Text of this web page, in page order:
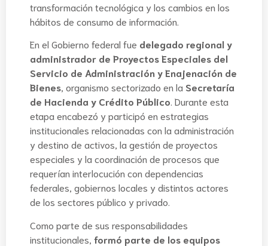
transformación tecnológica y los cambios en los
hábitos de consumo de información.
En el Gobierno federal fue delegado regional y
administrador de Proyectos Especiales del
Servicio de Administración y Enajenación de
Bienes, organismo sectorizado en la Secretaría
de Hacienda y Crédito Público. Durante esta
etapa encabezó y participó en estrategias
institucionales relacionadas con la administración
y destino de activos, la gestión de proyectos
especiales y la coordinación de procesos que
requerían interlocución con dependencias
federales, gobiernos locales y distintos actores
de los sectores público y privado.
Como parte de sus responsabilidades
institucionales, formó parte de los equipos